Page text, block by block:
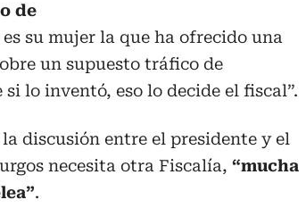
de
es su mujer la que ha ofrecido una
un supuesto tráfico de
lo inventó, eso lo decide el fiscal”.
la discusión entre el presidente y el
necesita otra Fiscalía, “mucha
.